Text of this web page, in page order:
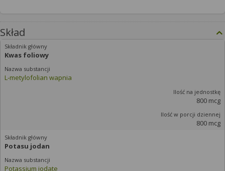
Skład
Kwas foliowy
L-metylofolian wapnia
800 mcg
800 mcg
Potasu jodan
Potassium iodate